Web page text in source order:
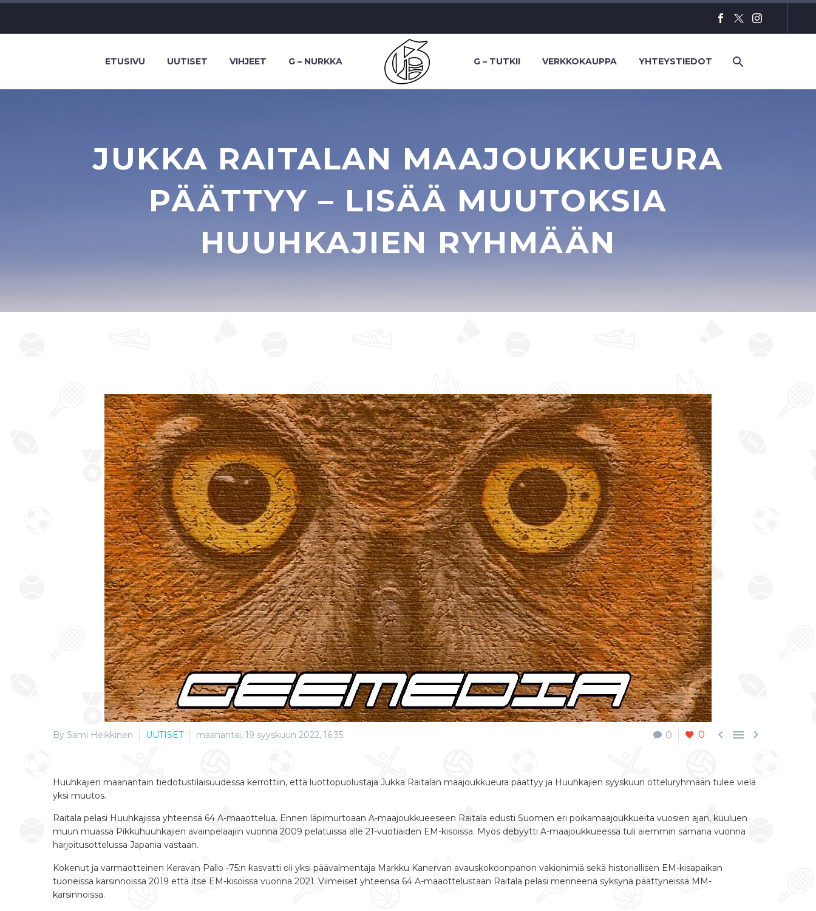
ETUSIVU UUTISET VIHJEET G – NURKKA G – TUTKII VERKKOKAUPPA YHTEYSTIEDOT
JUKKA RAITALAN MAAJOUKKUEURA
PÄÄTTYY – LISÄÄ MUUTOKSIA
HUUHKAJIEN RYHMÄÄN
0 0   
By Sami Heikkinen UUTISET maanantai, 19 syyskuun 2022, 16:35
Huuhkajien maanantain tiedotustilaisuudessa kerrottiin, että luottopuolustaja Jukka Raitalan maajoukkueura päättyy ja Huuhkajien syyskuun otteluryhmään tulee vielä
yksi muutos.
Raitala pelasi Huuhkajissa yhteensä 64 A-maaottelua. Ennen läpimurtoaan A-maajoukkueeseen Raitala edusti Suomen eri poikamaajoukkueita vuosien ajan, kuuluen
muun muassa Pikkuhuuhkajien avainpelaajiin vuonna 2009 pelatuissa alle 21-vuotiaiden EM-kisoissa. Myös debyytti A-maajoukkueessa tuli aiemmin samana vuonna
harjoitusottelussa Japania vastaan.
Kokenut ja varmaotteinen Keravan Pallo -75:n kasvatti oli yksi päävalmentaja Markku Kanervan avauskokoonpanon vakionimiä sekä historiallisen EM-kisapaikan
tuoneissa karsinnoissa 2019 että itse EM-kisoissa vuonna 2021. Viimeiset yhteensä 64 A-maaottelustaan Raitala pelasi menneenä syksynä päättyneissä MM-
karsinnoissa.